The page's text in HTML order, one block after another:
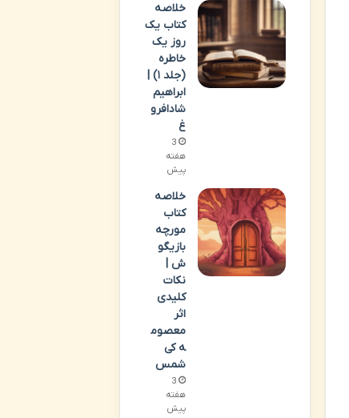
خلاصه
کتاب یک
روز یک
خاطره
(جلد ۱) |
ابراهیم
شادافرو
غ
3
هفته
پیش
خلاصه
کتاب
مورچه
بازیگو
ش |
نکات
کلیدی
اثر
معصوم
ه کی
شمس
3
هفته
پیش